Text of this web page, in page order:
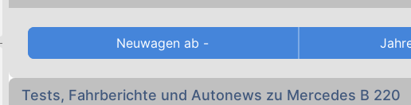
Neuwagen ab -
Tests, Fahrberichte und Autonews zu Mercedes B 220